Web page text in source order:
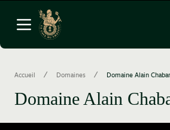
Aller au contenu
Ouvrir le menu
Accueil / Domaines / Domaine Alain
Domaine Alain